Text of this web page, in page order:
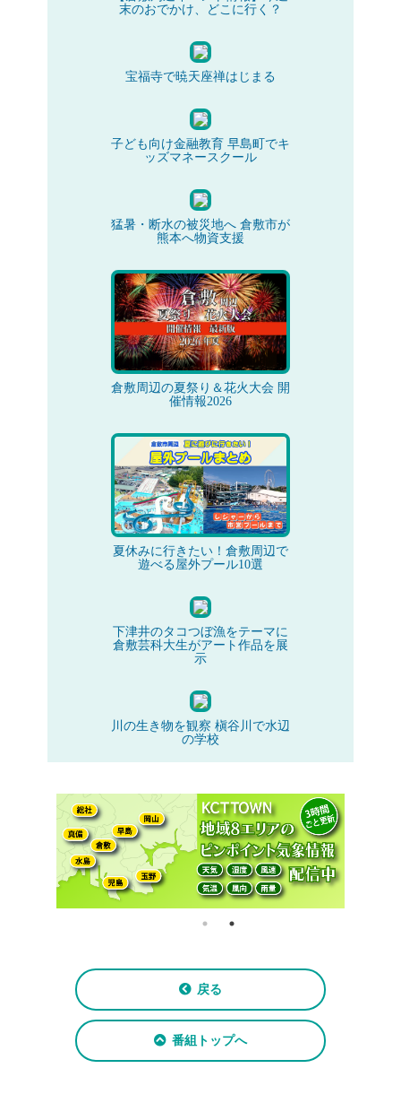
末のおでかけ、どこに行く？
宝福寺で暁天座禅はじまる
子ども向け金融教育 早島町でキ
ッズマネースクール
猛暑・断水の被災地へ 倉敷市が
熊本へ物資支援
倉敷周辺の夏祭り＆花火大会 開
催情報2026
夏休みに行きたい！倉敷周辺で
遊べる屋外プール10選
下津井のタコつぼ漁をテーマに
倉敷芸科大生がアート作品を展
示
川の生き物を観察 槇谷川で水辺
の学校
戻る
番組トップへ